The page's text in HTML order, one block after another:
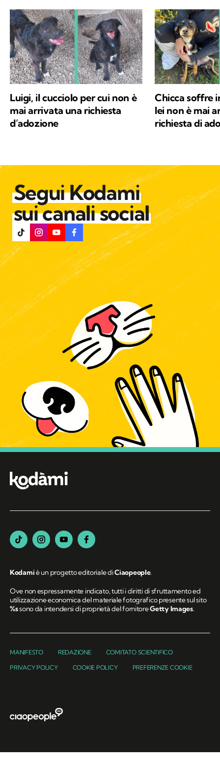
Luigi, il cucciolo per cui non è
mai arrivata una richiesta
d’adozione
Chicca soffre
lei non è mai
richiesta di
Segui Kodami
sui canali social
Kodamiè un progetto editoriale diCiaopeople.
Ove non espressamente indicato, tutti i diritti di sfruttamento ed
utilizzazione economica del materiale fotografico presente sul sito
%ssono da intendersi di proprietà del fornitoreGetty Images.
MANIFESTO REDAZIONE COMITATO SCIENTIFICO
PRIVACY POLICY COOKIE POLICY PREFERENZE COOKIE